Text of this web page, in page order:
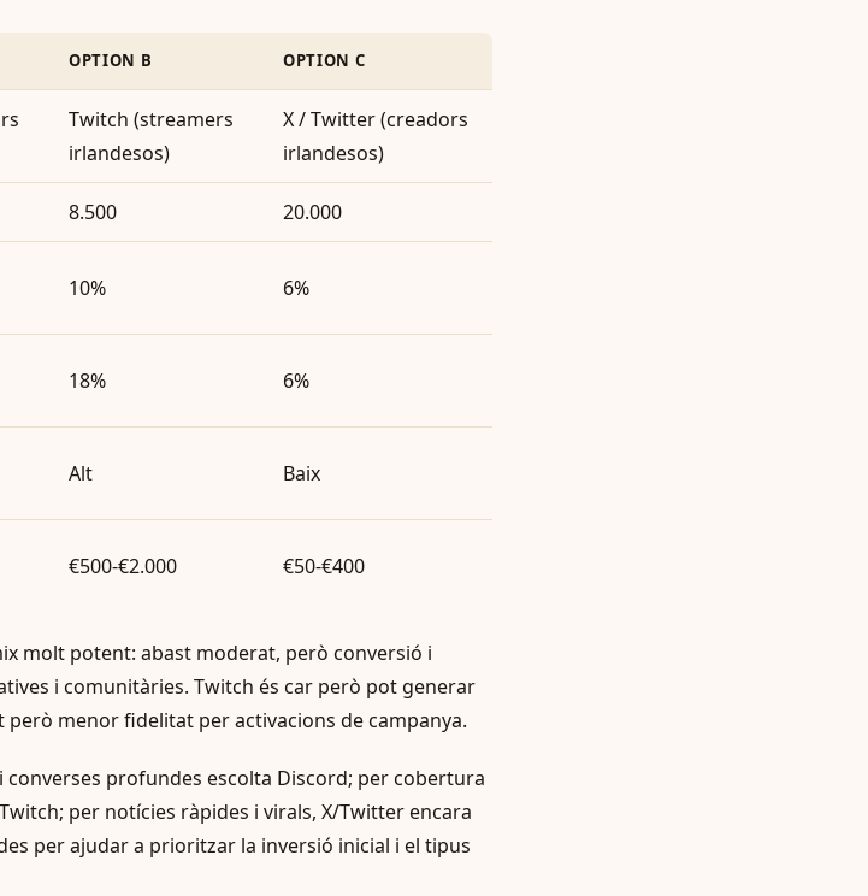
OPTION B OPTION C
Twitch (streamers
irlandesos)
X / Twitter (creadors
irlandesos)
8.500 20.000
10% 6%
18% 6%
Alt Baix
€500-€2.000 €50-€400
molt potent: abast moderat, però conversió i
i comunitàries. Twitch és car però pot generar
menor fidelitat per activacions de campanya.
profundes escolta Discord; per cobertura
per notícies ràpides i virals, X/Twitter encara
per ajudar a prioritzar la inversió inicial i el tipus